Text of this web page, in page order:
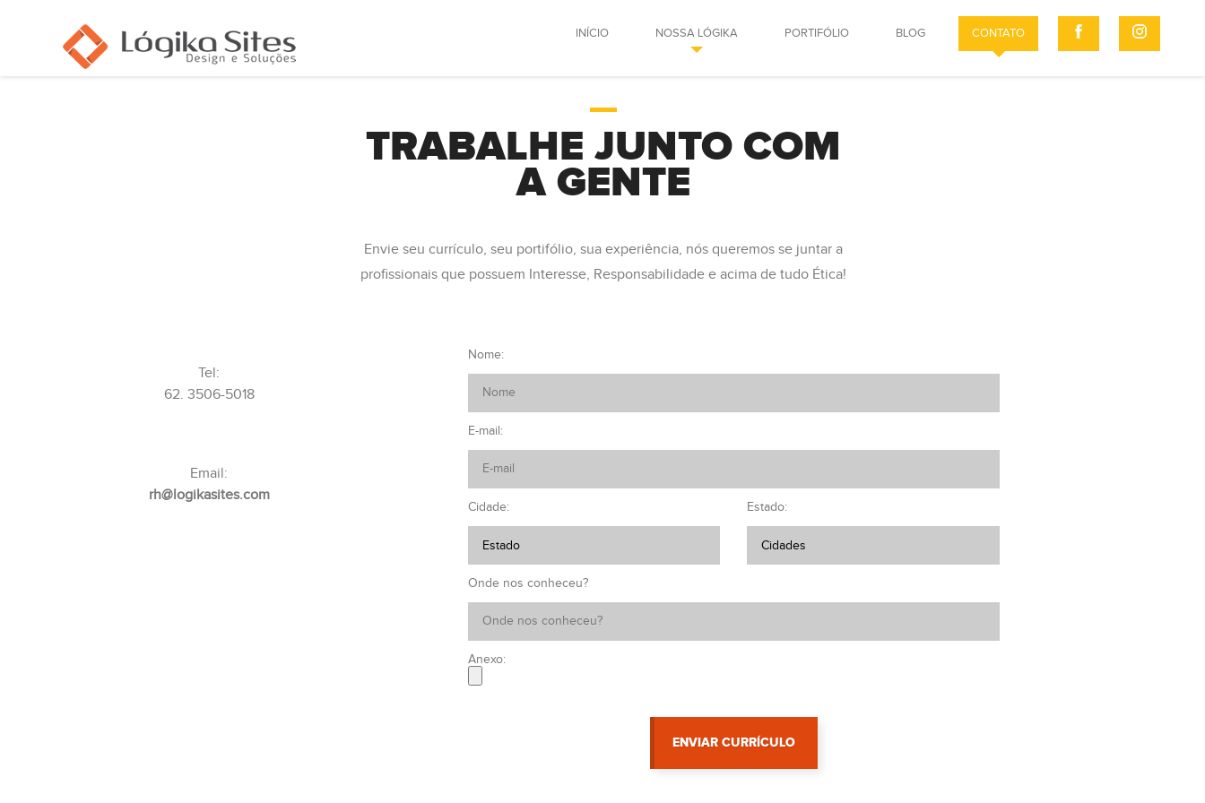
INÍCIO NOSSA LÓGIKA PORTIFÓLIO BLOG CONTATO
TRABALHE JUNTO COM
A GENTE
Envie seu currículo, seu portifólio, sua experiência, nós queremos se juntar a
profissionais que possuem Interesse, Responsabilidade e acima de tudo Ética!
Tel:
62. 3506-5018
Email:
rh@logikasites.com
Nome:
E-mail:
Cidade: Estado:
Onde nos conheceu?
Anexo:
ENVIAR CURRÍCULO